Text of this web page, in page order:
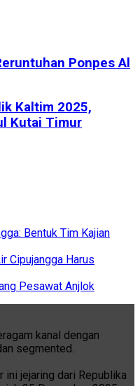
Ponpes Al
Kaltim 2025,
Kutai Timur
Bentuk Tim Kajian
Cipujangga Harus
Pesawat Anjlok
kanal dengan
segmented.
ini jejaring dari Republika